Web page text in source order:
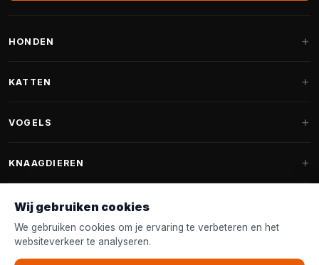
HONDEN
Fantail hondenmanden
Hondenspeelgoed
Halsband & Lijn
Shampoo & Verzorging
KATTEN
Krabpalen voor Maine Coon
Kattenmanden
VOGELS
Vogelvoer binnenvogels
Voederhuisjes
Nestkastjes & Nesting
Tuinvogelvoer
KNAAGDIEREN
Knaagdierenvoer
Accessoires
KLANTENSERVICE
Wij gebruiken cookies
We gebruiken cookies om je ervaring te verbeteren en het
websiteverkeer te analyseren.